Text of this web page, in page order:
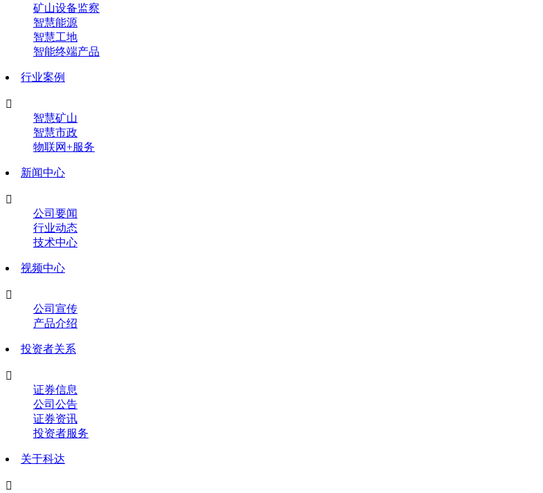
矿山设备监察
智慧能源
智慧工地
智能终端产品
行业案例

智慧矿山
智慧市政
物联网+服务
新闻中心

公司要闻
行业动态
技术中心
视频中心

公司宣传
产品介绍
投资者关系

证券信息
公司公告
证券资讯
投资者服务
关于科达
